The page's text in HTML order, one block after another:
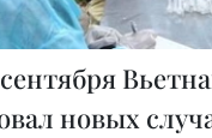
новых